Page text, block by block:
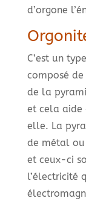
d’orgone
C’est un
composé
de la
et cela aide
elle. La
de métal
et ceux-ci
l’électricité